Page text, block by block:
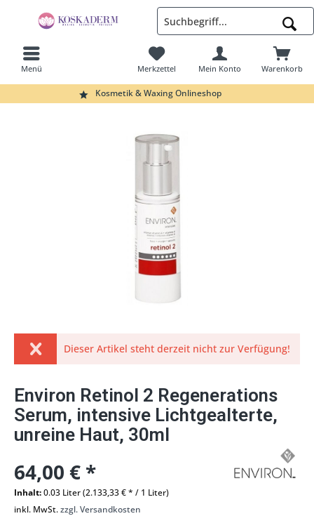
Kosmetik & Waxing Onlineshop
Menü Warenkorb
Merkzettel Mein Konto
Dieser Artikel steht derzeit nicht zur Verfügung!
Environ Retinol 2 Regenerations
Serum, intensive Lichtgealterte,
unreine Haut, 30ml
64,00 € *
Inhalt:0.03 Liter (2.133,33 € * / 1 Liter)
inkl. MwSt.zzgl. Versandkosten